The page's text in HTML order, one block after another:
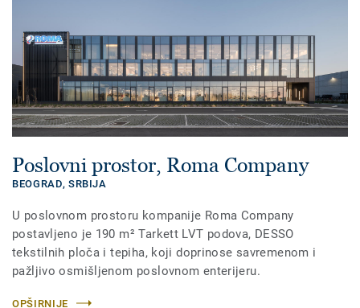
Poslovni prostor, Roma Company
BEOGRAD, SRBIJA
U poslovnom prostoru kompanije Roma Company
postavljeno je 190 m² Tarkett LVT podova, DESSO
tekstilnih ploča i tepiha, koji doprinose savremenom i
pažljivo osmišljenom poslovnom enterijeru.
OPŠIRNIJE